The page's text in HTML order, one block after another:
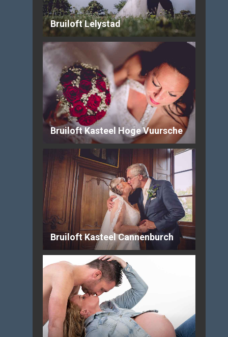
Bruiloft Lelystad
Bruiloft Kasteel Hoge Vuursche
Bruiloft Kasteel Cannenburch